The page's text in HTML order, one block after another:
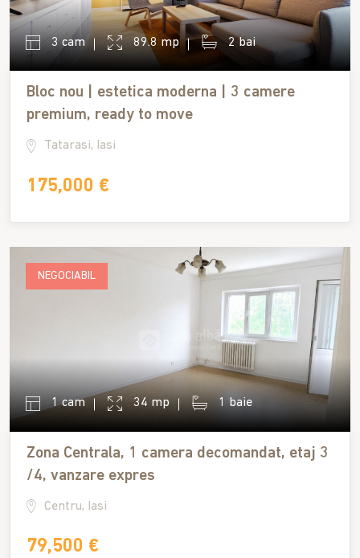
3 cam 89.8 mp 2 bai
Bloc nou | estetica moderna | 3 camere
premium, ready to move
Tatarasi, Iasi
175,000 €
NEGOCIABIL
1 cam 34 mp 1 baie
Zona Centrala, 1 camera decomandat, etaj 3
/4, vanzare expres
Centru, Iasi
79,500 €